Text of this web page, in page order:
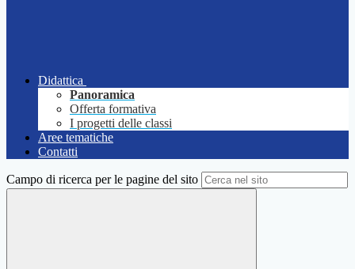
Didattica
Panoramica
Offerta formativa
I progetti delle classi
Aree tematiche
Contatti
Campo di ricerca per le pagine del sito